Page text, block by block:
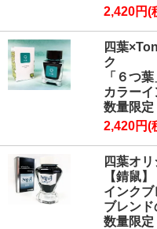
2,420円(
四葉
ク
「６つ葉
カラーイ
数量限定
2,420円(
四葉オ
【錆鼠
インク
ブレンド
数量限定